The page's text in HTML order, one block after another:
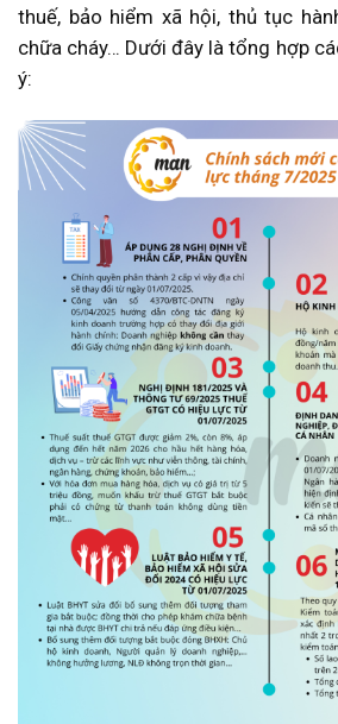
thuế, bảo hiểm xã hội, thủ tục
chữa cháy… Dưới đây là tổng hợp
ý: